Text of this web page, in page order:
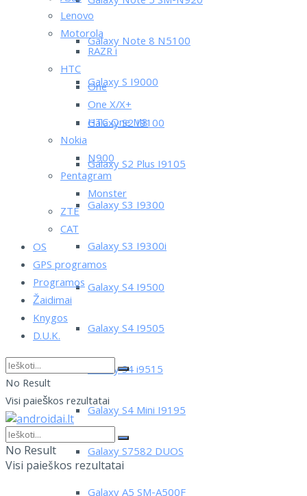
Galaxy Note 8 N5100
Galaxy S I9000
Galaxy S2 I9100
Galaxy S2 Plus I9105
Galaxy S3 I9300
Galaxy S3 I9300i
Galaxy S4 I9500
Galaxy S4 I9505
Galaxy S4 i9515
Galaxy S4 Mini I9195
Galaxy S7582 DUOS
Lenovo
Motorola
RAZR i
HTC
One
One X/X+
HTC One M8
Nokia
N900
Pentagram
Monster
ZTE
CAT
OS
GPS programos
Programos
Žaidimai
Knygos
D.U.K.
No Result
Visi paieškos rezultatai
No Result
Visi paieškos rezultatai